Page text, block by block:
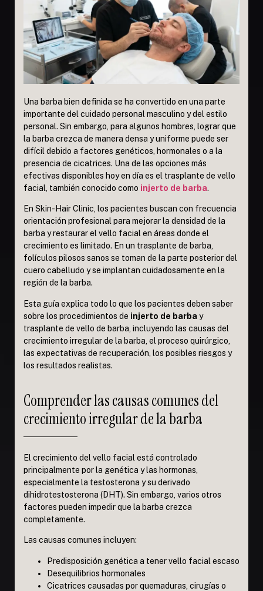
Una barba bien definida se ha convertido en una parte
importante del cuidado personal masculino y del estilo
personal. Sin embargo, para algunos hombres, lograr que
la barba crezca de manera densa y uniforme puede ser
difícil debido a factores genéticos, hormonales o a la
presencia de cicatrices. Una de las opciones más
efectivas disponibles hoy en día es el trasplante de vello
facial, también conocido como injerto de barba.
En Skin-Hair Clinic, los pacientes buscan con frecuencia
orientación profesional para mejorar la densidad de la
barba y restaurar el vello facial en áreas donde el
crecimiento es limitado. En un trasplante de barba,
folículos pilosos sanos se toman de la parte posterior del
cuero cabelludo y se implantan cuidadosamente en la
región de la barba.
Esta guía explica todo lo que los pacientes deben saber
sobre los procedimientos de injerto de barba y
trasplante de vello de barba, incluyendo las causas del
crecimiento irregular de la barba, el proceso quirúrgico,
las expectativas de recuperación, los posibles riesgos y
los resultados realistas.
Comprender las causas comunes del
crecimiento irregular de la barba
El crecimiento del vello facial está controlado
principalmente por la genética y las hormonas,
especialmente la testosterona y su derivado
dihidrotestosterona (DHT). Sin embargo, varios otros
factores pueden impedir que la barba crezca
completamente.
Las causas comunes incluyen:
Predisposición genética a tener vello facial escaso
Desequilibrios hormonales
Cicatrices causadas por quemaduras, cirugías o